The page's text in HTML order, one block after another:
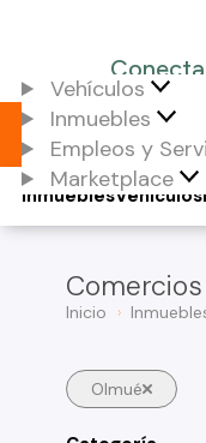
Vehículos
Inmuebles
Empleos y
Marketplace
Vehículos
Inmuebles
Inicio
Olmué